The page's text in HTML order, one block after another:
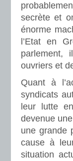
secrète et
énorme
l’Etat en
parlement,
ouvriers et
Quant à
syndicats
leur lutte
devenue
une grande
cause à
situation